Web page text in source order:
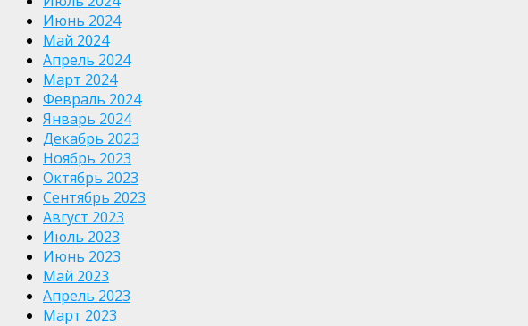
Июнь 2024
Май 2024
Апрель 2024
Март 2024
Февраль 2024
Январь 2024
Декабрь 2023
Ноябрь 2023
Октябрь 2023
Сентябрь 2023
Август 2023
Июль 2023
Июнь 2023
Май 2023
Апрель 2023
Март 2023